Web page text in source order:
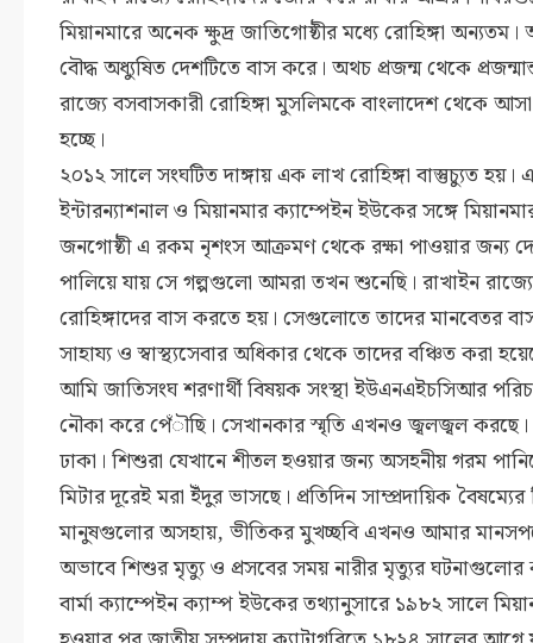
মিয়ানমারে অনেক ক্ষুদ্র জাতিগোষ্ঠীর মধ্যে রোহিঙ্গা
বৌদ্ধ অধ্যুষিত দেশটিতে বাস করে। অথচ প্রজন্ম থেকে
রাজ্যে বসবাসকারী রোহিঙ্গা মুসলিমকে বাংলাদেশ থেকে
হচ্ছে।
২০১২ সালে সংঘটিত দাঙ্গায় এক লাখ রোহিঙ্গা বাস্তুচ্যুত
ইন্টারন্যাশনাল ও মিয়ানমার ক্যাম্পেইন ইউকের সঙ্গে
জনগোষ্ঠী এ রকম নৃশংস আক্রমণ থেকে রক্ষা পাওয়ার জন্য
পালিয়ে যায় সে গল্পগুলো আমরা তখন শুনেছি। রাখাইন
রোহিঙ্গাদের বাস করতে হয়। সেগুলোতে তাদের মানবেতর
সাহায্য ও স্বাস্থ্যসেবার অধিকার থেকে তাদের বঞ্চিত করা
আমি জাতিসংঘ শরণার্থী বিষয়ক সংস্থা ইউএনএইচসিআর
নৌকা করে পেঁৗছি। সেখানকার স্মৃতি এখনও জ্বলজ্বল করছে।
ঢাকা। শিশুরা যেখানে শীতল হওয়ার জন্য অসহনীয় গরম
মিটার দূরেই মরা ইঁদুর ভাসছে। প্রতিদিন সাম্প্রদায়িক
মানুষগুলোর অসহায়, ভীতিকর মুখচ্ছবি এখনও আমার
অভাবে শিশুর মৃত্যু ও প্রসবের সময় নারীর মৃত্যুর
বার্মা ক্যাম্পেইন ক্যাম্প ইউকের তথ্যানুসারে ১৯৮২ সালে